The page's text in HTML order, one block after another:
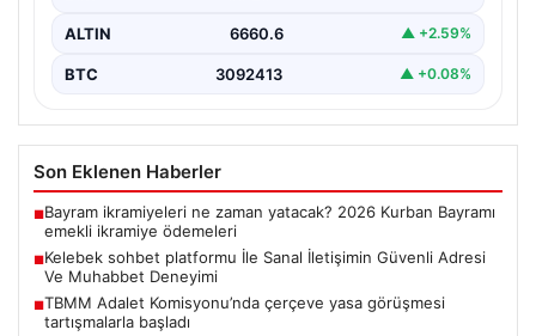
ALTIN 6660.6 ▲ +2.59%
BTC 3092413 ▲ +0.08%
Son Eklenen Haberler
■Bayram ikramiyeleri ne zaman yatacak? 2026 Kurban Bayramı
emekli ikramiye ödemeleri
■Kelebek sohbet platformu İle Sanal İletişimin Güvenli Adresi
Ve Muhabbet Deneyimi
■TBMM Adalet Komisyonu’nda çerçeve yasa görüşmesi
tartışmalarla başladı